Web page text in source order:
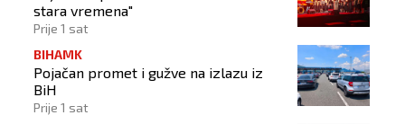
stara vremena"
Prije 1 sat
BIHAMK
Pojačan promet i gužve na izlazu iz
BiH
Prije 1 sat